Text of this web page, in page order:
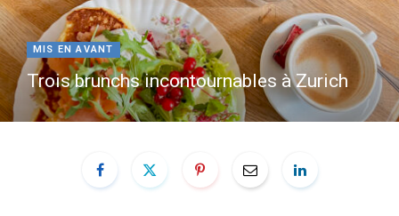
b
o
o
a
g
r
MIS EN AVANT
Trois brunchs incontournables à Zurich